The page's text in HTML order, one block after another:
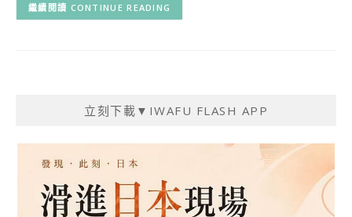
CONTINUE READING
立刻下載▼IWAFU FLASH APP